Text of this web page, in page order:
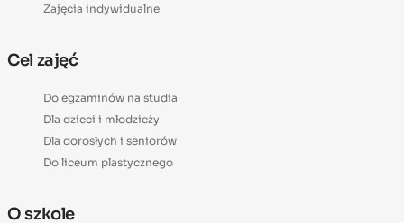
Zajęcia indywidualne
Cel zajęć
Do egzaminów na studia
Dla dzieci i młodzieży
Dla dorosłych i seniorów
Do liceum plastycznego
O szkole